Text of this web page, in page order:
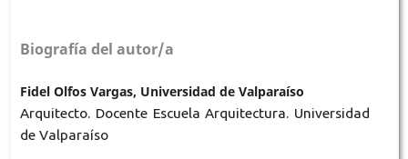
Biografía del autor/a
Fidel Olfos Vargas, Universidad de Valparaíso
Arquitecto. Docente Escuela Arquitectura. Universidad
de Valparaíso